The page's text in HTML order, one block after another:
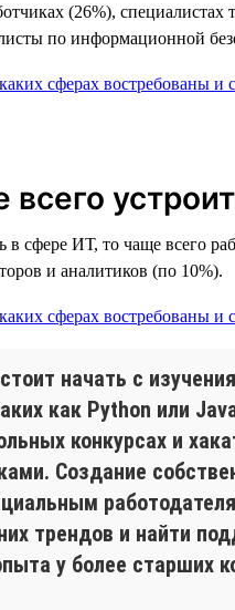
(26%),
по информационной
сфере ИТ, то чаще всего
и аналитиков (по 10%).
начать с
как Python или
конкурсах и
Создание
трендов и найти
у более старших